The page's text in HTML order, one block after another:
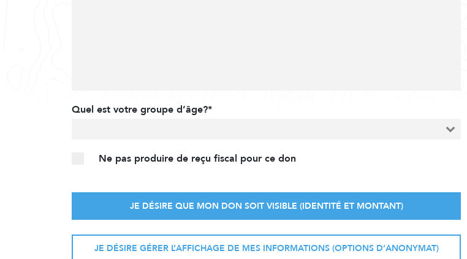
Quel est votre groupe d’âge?*
Ne pas produire de reçu fiscal pour ce don
JE DÉSIRE QUE MON DON SOIT VISIBLE (IDENTITÉ ET MONTANT)
JE DÉSIRE GÉRER L’AFFICHAGE DE MES INFORMATIONS (OPTIONS D’ANONYMAT)